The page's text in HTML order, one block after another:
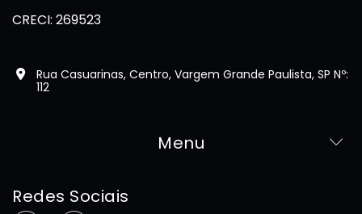
CRECI: 269523
Rua Casuarinas, Centro, Vargem Grande Paulista, SP Nº:
112
Menu
Redes Sociais